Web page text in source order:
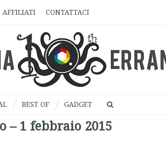
AFFILIATI CONTATTACI
BEST OF GADGET
– 1 febbraio 2015